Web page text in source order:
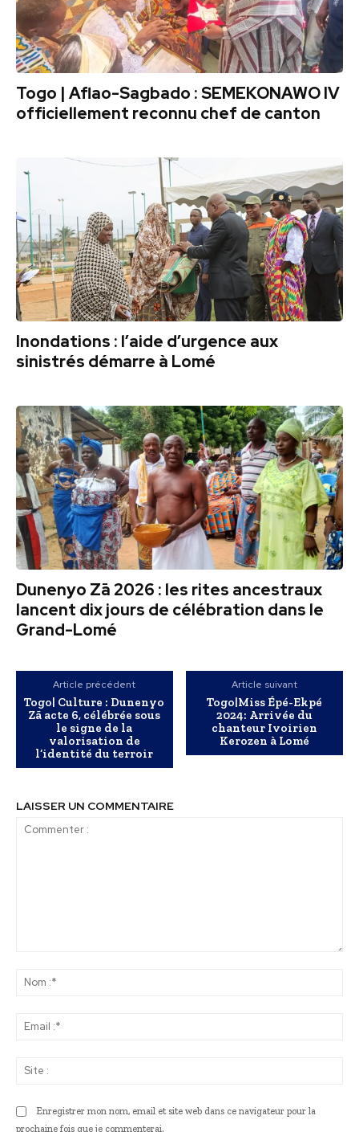
Togo | Aflao-Sagbado : SEMEKONAWO IV
officiellement reconnu chef de canton
Inondations : l’aide d’urgence aux
sinistrés démarre à Lomé
Dunenyo Zā 2026 : les rites ancestraux
lancent dix jours de célébration dans le
Grand-Lomé
Article précédent
Togo| Culture : Dunenyo
Zã acte 6, célébrée sous
le signe de la
valorisation de
l’identité du terroir
Article suivant
Togo|Miss Épé-Ekpé
2024: Arrivée du
chanteur Ivoirien
Kerozen à Lomé
LAISSER UN COMMENTAIRE
Enregistrer mon nom, email et site web dans ce navigateur pour la
prochaine fois que je commenterai.